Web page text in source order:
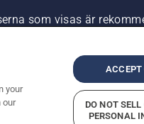
som visas är
Företagsinformation
your
our
ACCEPT
DO NOT
PERSONAL